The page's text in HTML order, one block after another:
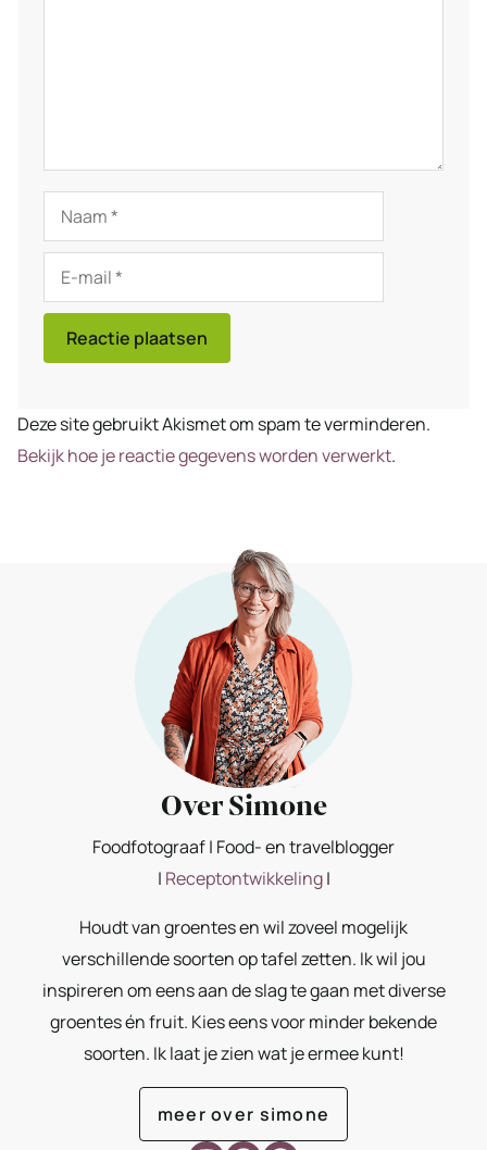
Naam
mail
Deze site gebruikt Akismet om spam te verminderen.
Bekijk hoe je reactie gegevens worden verwerkt.
Over Simone
Foodfotograaf | Food- en travelblogger
| Receptontwikkeling|
Houdt van groentes en wil zoveel mogelijk
verschillende soorten op tafel zetten. Ik wil jou
inspireren om eens aan de slag te gaan met diverse
groentes én fruit. Kies eens voor minder bekende
soorten. Ik laat je zien wat je ermee kunt!
meer over simone